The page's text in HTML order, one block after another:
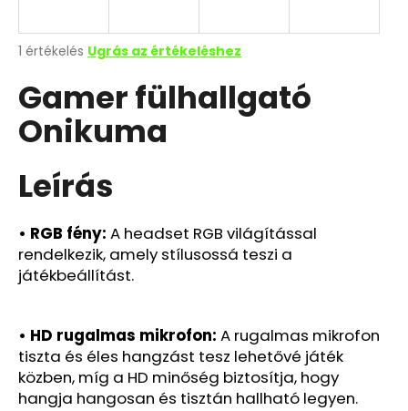
A
átlagos
értékelése
5-
ből
csillag.
1 értékelés Ugrás az értékeléshez
Gamer fülhallgató
Onikuma
Leírás
• RGB fény: A headset RGB világítással
rendelkezik, amely stílusossá teszi a
játékbeállítást.
• HD rugalmas mikrofon: A rugalmas mikrofon
tiszta és éles hangzást tesz lehetővé játék
közben, míg a HD minőség biztosítja, hogy
hangja hangosan és tisztán hallható legyen.